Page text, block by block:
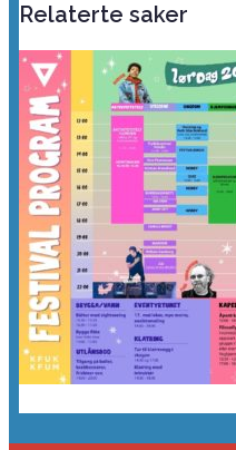
Relaterte saker